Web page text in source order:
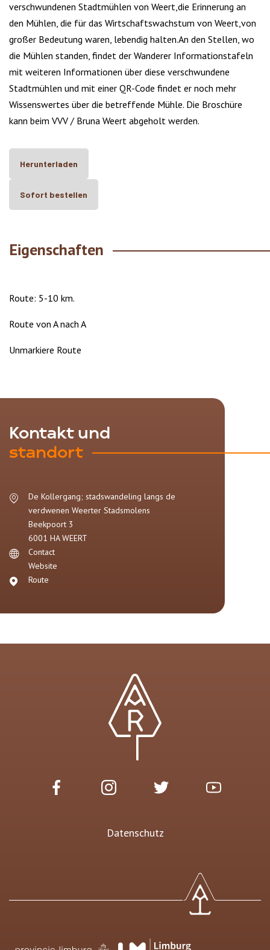
verschwundenen Stadtmühlen von Weert,die Erinnerung an
den Mühlen, die für das Wirtschaftswachstum von Weert,von
großer Bedeutung waren, lebendig halten.An den Stellen, wo
die Mühlen standen, findet der Wanderer Informationstafeln
mit weiteren Informationen über diese verschwundene
Stadtmühlen und mit einer QR-Code findet er noch mehr
Wissenswertes über die betreffende Mühle. Die Broschüre
kann beim VVV / Bruna Weert abgeholt werden.
Herunterladen
Sofort bestellen
Eigenschaften
Route: 5-10 km.
Route von A nach A
Unmarkiere Route
Kontakt und
standort
De Kollergang; stadswandeling langs de
verdwenen Weerter Stadsmolens
Beekpoort 3
6001 HA WEERT
Contact
Website
Route
Datenschutz